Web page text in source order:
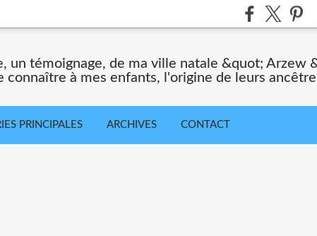
un témoignage, de ma ville natale &quot; Arzew
connaître à mes enfants, l'origine de leurs
PRINCIPALES ARCHIVES CONTACT